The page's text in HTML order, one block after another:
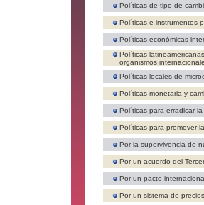
Políticas de tipo de
Políticas e instrumentos
Políticas económicas
Políticas
organismos
Políticas locales de
Políticas monetaria y
Políticas para erradicar
Políticas para promover
Por la supervivencia de
Por un acuerdo del
Por un pacto
Por un sistema de